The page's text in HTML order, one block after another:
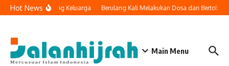
Lewati ke konten
Hot News
Masuk ke Ruang Keluarga Berulang Kali Melakukan Dosa dan Bertobat,
Main Menu